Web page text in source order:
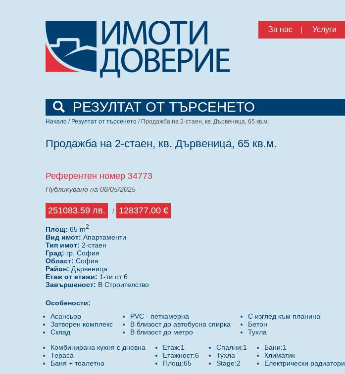
За нас Услуги
РЕЗУЛТАТ ОТ ТЪРСЕНЕТО
Начало / Резултат от търсенето / Продажба на 2-стаен, кв. Дървеница, 65 кв.м.
Продажба на 2-стаен, кв. Дървеница, 65 кв.м.
Референтен номер 34773
Публикувано на 08/05/2025
251083.59 лв. / 128377.00 €
Площ: 65 m2
Вид имот: Апартаменти
Тип имот: 2-стаен
Град: гр. София
Област: София
Район: Дървеница
Етаж от етажи: 1-ти от 6
Завършеност: В Строителство
Особености:
Асансьор
Затворен комплекс
Склад
PVC - петкамерна
В близост до автобусна спирка
В близост до метро
С изглед към планина
Бетон
Тухла
Комбинирана кухня с дневна
Тераса
Баня + тоалетна
Етаж:1
Етажност:6
Площ:65
Спални:1
Тухла
Stage:2
Бани:1
Климатик
Електрически радиатори